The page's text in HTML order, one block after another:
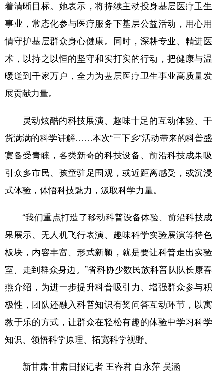
着清晰目标。她表示，将持续主动投身基层医疗卫生
事业，常态化参与医疗服务下基层公益活动，用心用
情守护基层群众身心健康。同时，深耕专业、精进医
术，以持之以恒的坚守和实打实的行动，把健康与温
暖送到千家万户，全力为基层医疗卫生事业高质量发
展贡献力量。
灵动炫酷的科技展演、趣味十足的互动体验、干
货满满的科学讲解……本次“三下乡”活动带来的科普盛
宴备受青睐，各类新奇的科技设备、前沿科技成果吸
引众多市民、孩童驻足围观，或近距离感受，或沉浸
式体验，体悟科技魅力，汲取科学力量。
“我们重点打造了移动科普设备体验、前沿科技成
果展示、无人机飞行表演、趣味科学实验展演等特色
板块，内容丰富、形式新颖，就是要让科普走出实验
室、走到群众身边。”省科协少数民族科普队队长康春
燕介绍，为进一步提升科普吸引力、增强群众参与积
极性，团队还融入科普知识有奖问答互动环节，以寓
教于乐的方式，让群众在轻松有趣的体验中学习科学
知识、领悟科学原理、拓宽科学视野。
新甘肃·甘肃日报记者 王睿君 白永萍 吴涵